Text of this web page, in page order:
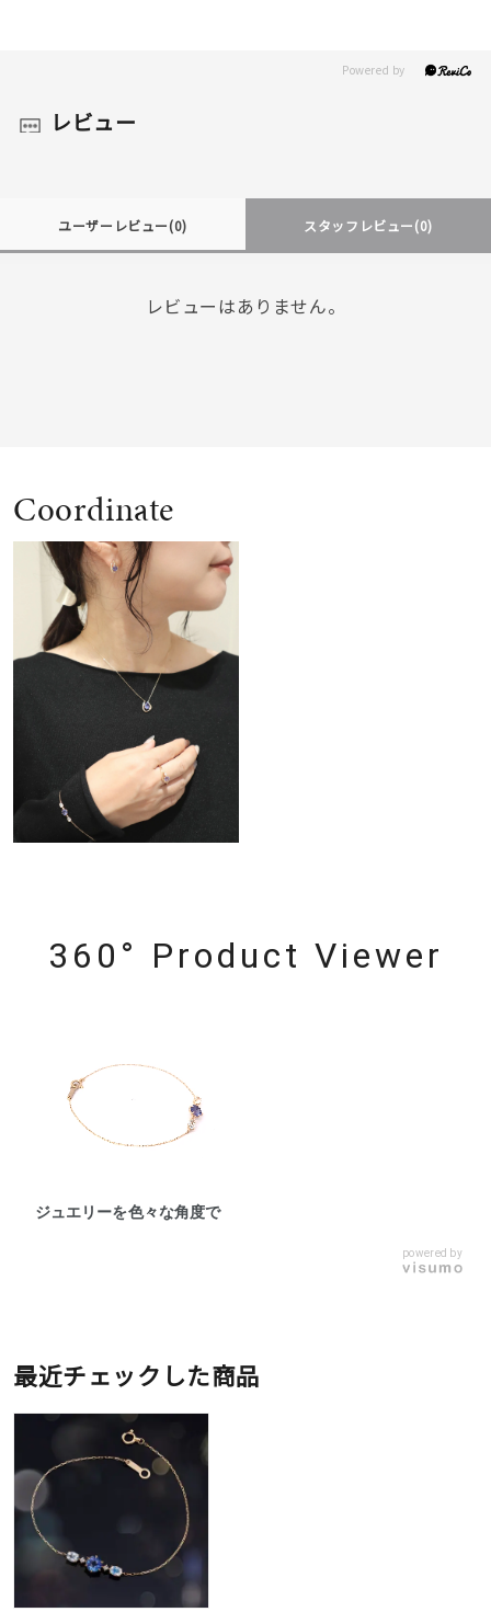
レビュー
ユーザーレビュー(0) スタッフレビュー(0)
レビューはありません。
Coordinate
360° Product Viewer
ジュエリーを色々な角度で
powered by
最近チェックした商品